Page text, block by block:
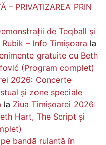
– PRIVATIZAREA PRIN
de Teqball și
– Info Timișoara la
gratuite cu Beth
(Program complet)
2026: Concerte
și zone speciale
la Ziua Timișoarei 2026:
Hart, The Script și
bandă rulantă în